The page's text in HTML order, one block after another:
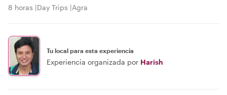
8 horas Day Trips Agra
Tu local para esta experiencia
Experiencia organizada por Harish